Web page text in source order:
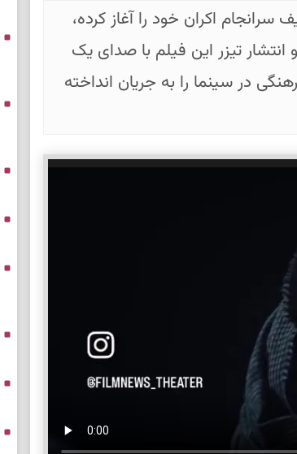
اکران خود را آغاز کرده،
انتشار تیزر این فیلم با صدای یک
در سینما را به جریان انداخته